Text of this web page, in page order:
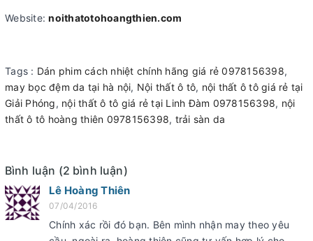
Website:noithatotohoangthien.com
Tags : Dán phim cách nhiệt chính hãng giá rẻ 0978156398,
may bọc đệm da tại hà nội, Nội thất ô tô, nội thất ô tô giá rẻ tại
Giải Phóng, nội thất ô tô giá rẻ tại Linh Đàm 0978156398, nội
thất ô tô hoàng thiên 0978156398, trải sàn da
Bình luận (2 bình luận)
Lê Hoàng Thiên
07/04/2016
Chính xác rồi đó bạn. Bên mình nhận may theo yêu